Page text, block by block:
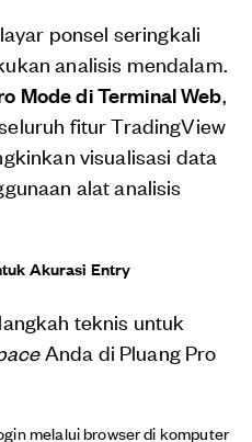
ponsel seringkali
analisis mendalam.
Mode di Terminal Web,
fitur TradingView
visualisasi data
alat analisis
Akurasi Entry
teknis untuk
Anda di Pluang Pro
melalui browser di komputer